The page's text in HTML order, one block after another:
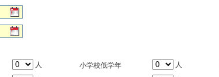
人 小学校低学年 人